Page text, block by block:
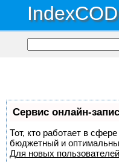
Сервис онлайн-
Тот, кто работает в
бюджетный и
Для новых пользователей